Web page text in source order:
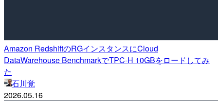
Amazon RedshiftのRGインスタンスにCloud
DataWarehouse BenchmarkでTPC-H 10GBをロードしてみ
た
石川覚
2026.05.16